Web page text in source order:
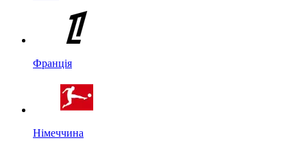
Франція
Німеччина